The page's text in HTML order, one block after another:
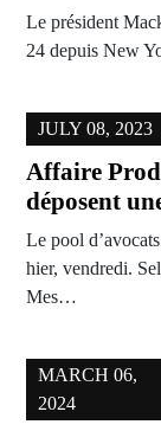
Le président
24 depuis New
JULY 08, 2023
Affaire
déposent
Le pool
hier, vendredi.
Mes…
MARCH 06,
2024